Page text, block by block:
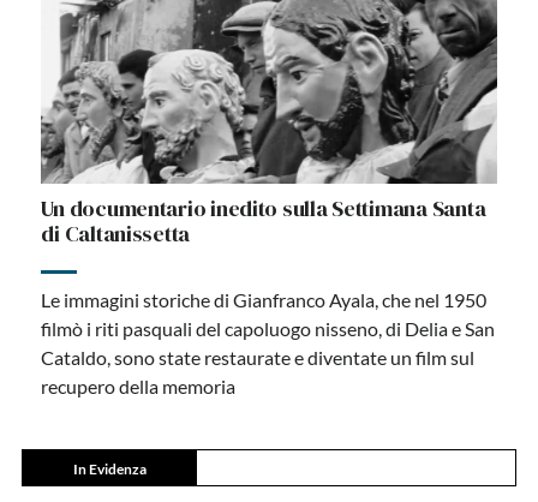
Un documentario inedito sulla Settimana Santa
di Caltanissetta
Le immagini storiche di Gianfranco Ayala, che nel 1950
filmò i riti pasquali del capoluogo nisseno, di Delia e San
Cataldo, sono state restaurate e diventate un film sul
recupero della memoria
In Evidenza